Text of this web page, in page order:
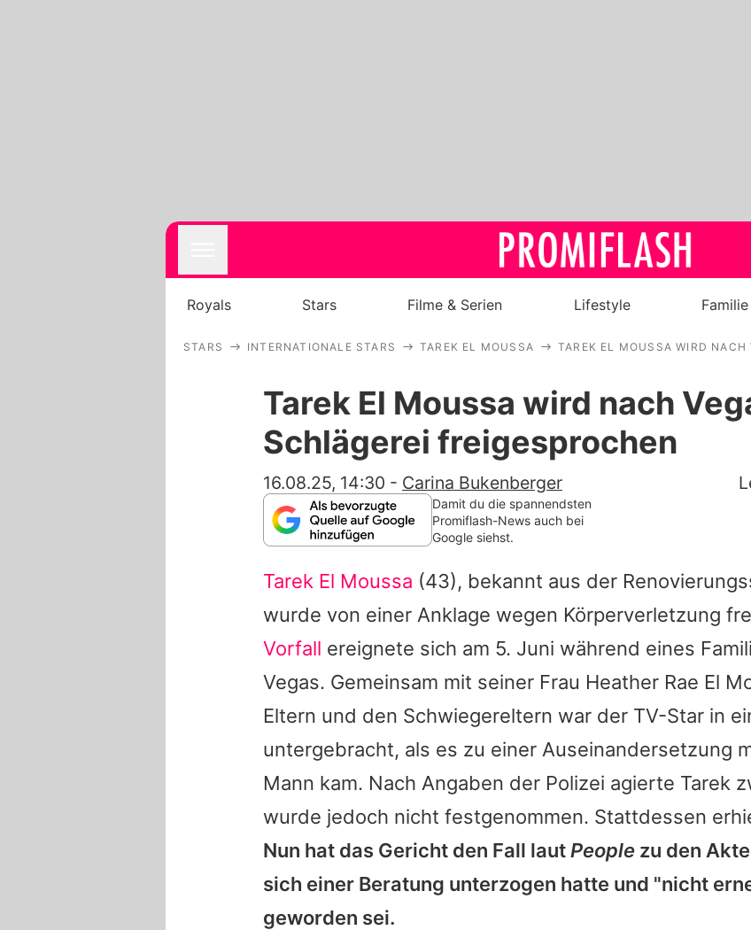
Royals
Stars
Filme & Serien
Familie & Liebe
App runterladen
Team
Redaktionelle Richtlinien
Impressum
Datenschutzerklärung
Nutzungsbedingungen
Royals Stars Filme & Serien Lifestyle
STARS INTERNATIONALE STARS TAREK EL MOUSSA TAREK EL MOUSSA WIRD
Tarek El Moussa wird nach
Schlägerei freigesprochen
16.08.25, 14:30 - Carina Bukenberger
Damit du die spannendsten
Promiflash-News auch bei
Google siehst.
Tarek El Moussa (43), bekannt aus der
wurde von einer Anklage wegen Körperverletzung
Vorfall ereignete sich am 5. Juni während eines
Vegas. Gemeinsam mit seiner Frau Heather Rae El
Eltern und den Schwiegereltern war der TV-Star in
untergebracht, als es zu einer Auseinandersetzung
Mann kam. Nach Angaben der Polizei agierte Tarek
wurde jedoch nicht festgenommen. Stattdessen
Nun hat das Gericht den Fall lautPeople zu den
sich einer Beratung unterzogen hatte und "nicht
geworden sei.